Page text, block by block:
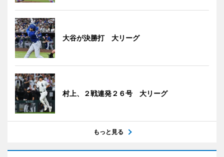
大谷が決勝打 大リーグ
村上、２戦連発２６号 大リーグ
もっと見る